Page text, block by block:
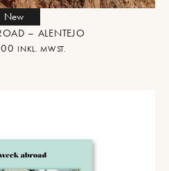
New
– ALENTEJO
INKL. MWST.